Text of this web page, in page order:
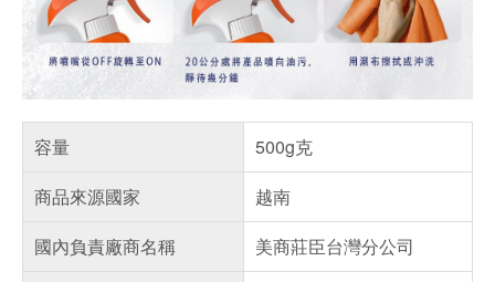
容量
500g克
商品來源國家
越南
國內負責廠商名稱
美商莊臣台灣分公司